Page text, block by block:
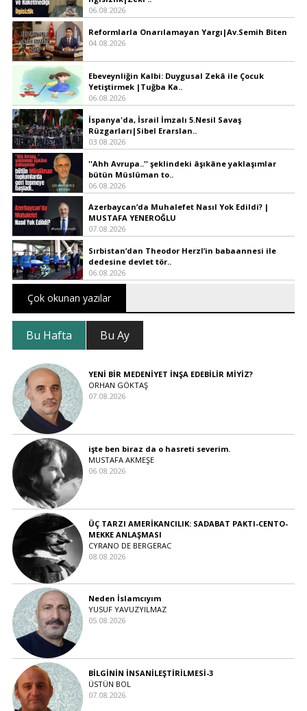
06.08.2026
Reformlarla Onarılamayan Yargı|Av.Semih Biten
04.08.2026
Ebeveynliğin Kalbi: Duygusal Zekâ ile Çocuk
Yetiştirmek |Tuğba Ka..
06.08.2026
İspanya'da, İsrail İmzalı 5.Nesil Savaş
Rüzgarları|Sibel Erarslan..
03.08.2026
''Ahh Avrupa..'' şeklindeki âşıkâne yaklaşımlar
bütün Müslüman to..
06.08.2026
Azerbaycan’da Muhalefet Nasıl Yok Edildi? |
MUSTAFA YENEROĞLU
07.08.2026
Sırbistan’dan Theodor Herzl’in babaannesi ile
dedesine devlet tör..
06.08.2026
Çok okunan yazılar
Bu Hafta Bu Ay
YENİ BİR MEDENİYET İNŞA EDEBİLİR MİYİZ?
ORHAN GÖKTAŞ
07.08.2026
işte ben biraz da o hasreti severim.
MUSTAFA AKMEŞE
06.08.2026
ÜÇ TARZI AMERİKANCILIK: SADABAT PAKTI-CENTO-
MEKKE ANLAŞMASI
CYRANO DE BERGERAC
08.08.2026
Neden İslamcıyım
YUSUF YAVUZYILMAZ
05.08.2026
BİLGİNİN İNSANİLEŞTİRİLMESİ-3
ÜSTÜN BOL
07.08.2026